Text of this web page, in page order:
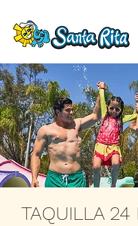
TAQUILLA 24